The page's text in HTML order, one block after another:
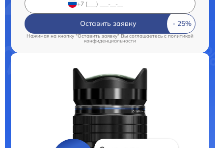
Оставить заявку
Нажимая на кнопку "Оставить заявку" Вы соглашаетесь c политикой
конфиденциальности